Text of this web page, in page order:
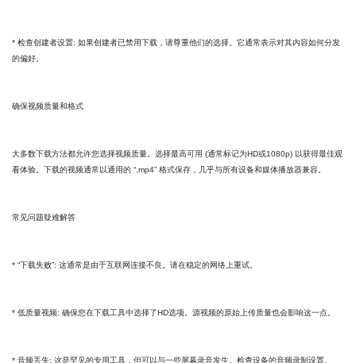
* 检查创建者设置: 如果创建者已禁用下载，请尊重他们的选择。它通常表示对其内容如何分发
的偏好。
确保视频质量和格式
大多数下载方法都允许您选择视频质量。选择最高可用 (通常标记为HD或1080p) 以获得最佳观
看体验。下载的视频通常以通用的 “.mp4” 格式保存，几乎与所有设备和媒体播放器兼容。
常见问题疑难解答
* “下载失败”: 这通常是由于互联网连接不良。请在稳定的网络上重试。
* 低质量视频: 确保您在下载工具中选择了HD选项。源视频的原始上传质量也会影响这一点。
* 音频丢失: 这是罕见的专用工具，但可以与一些屏幕录音发生。检查设备的音频录制设置。